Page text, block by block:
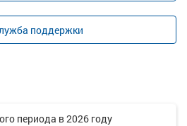
поддержки
периода в 2026 году